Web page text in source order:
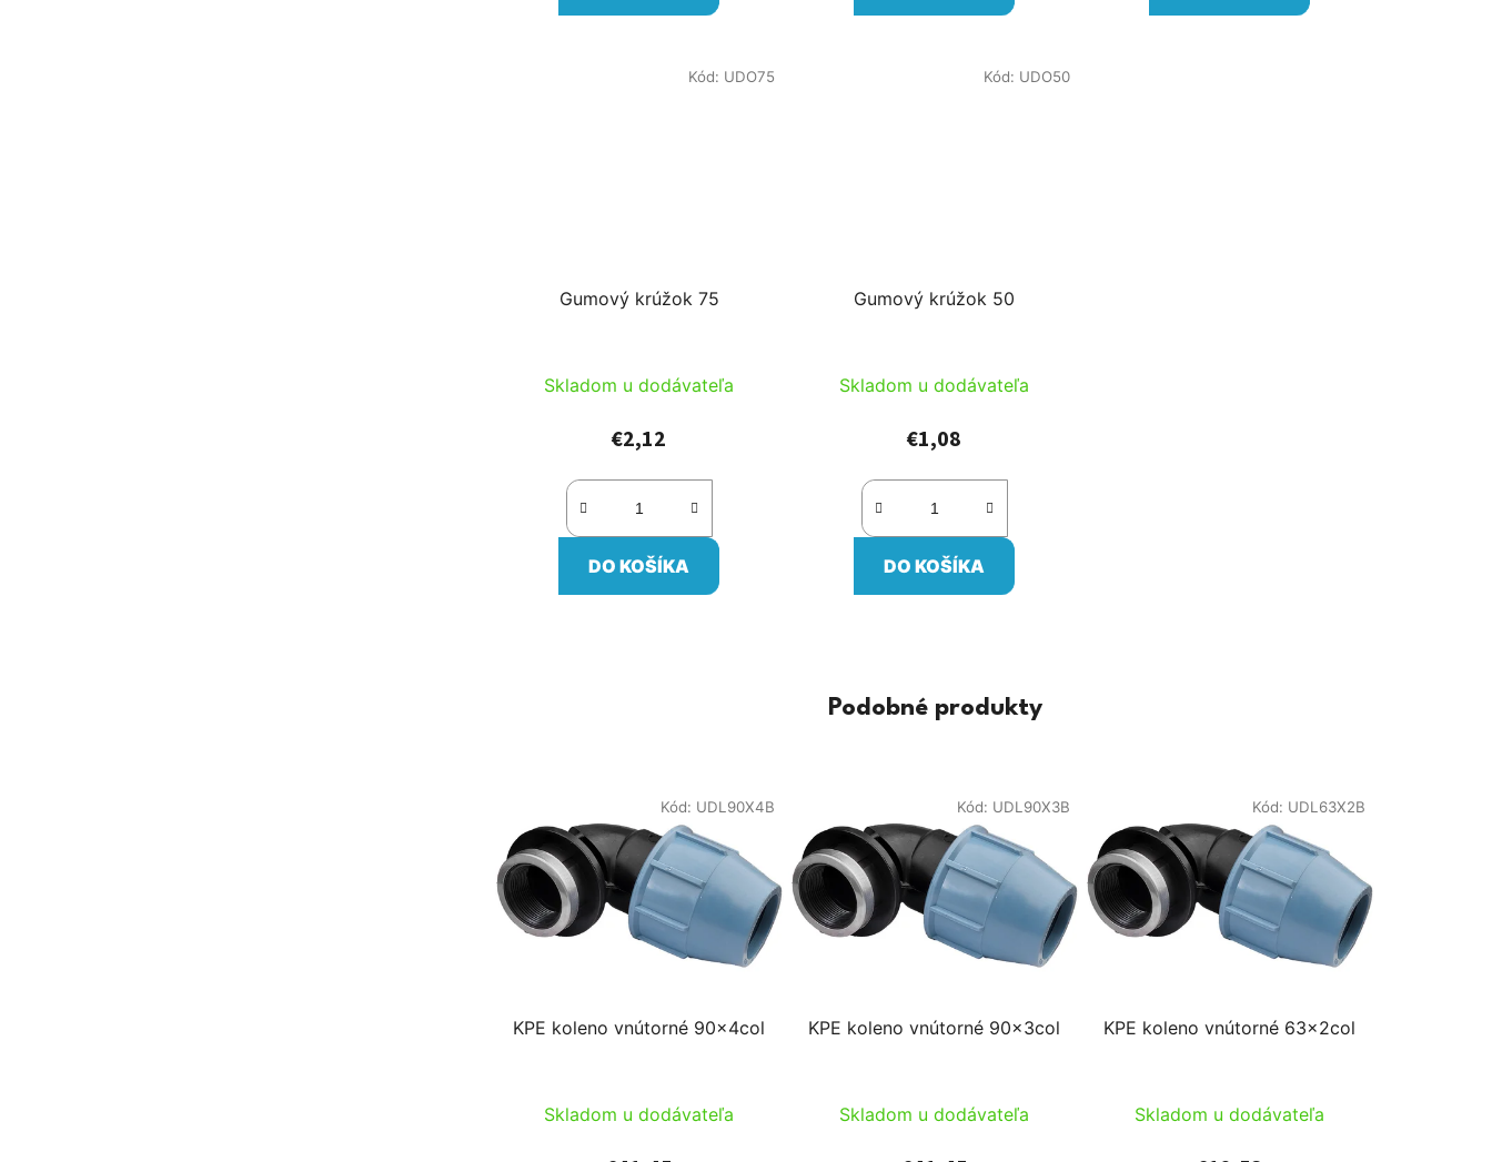
Gumový krúžok 75
Skladom u dodávateľa
€2,12
DO KOŠÍKA
Kód: UDO75
Gumový krúžok 50
Skladom u dodávateľa
€1,08
DO KOŠÍKA
Kód: UDO50
Podobné produkty
KPE koleno vnútorné 90x4col
Skladom u dodávateľa
Kód: UDL90X4B
KPE koleno vnútorné 90x3col
Skladom u dodávateľa
Kód: UDL90X3B
KPE koleno vnútorné 63x2col
Skladom u dodávateľa
Kód: UDL63X2B